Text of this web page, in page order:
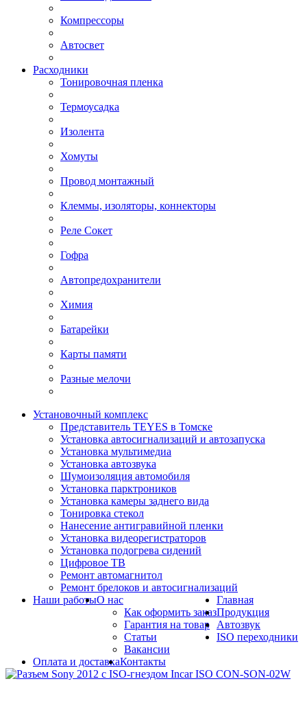
Компрессоры
Автосвет
Расходники
Тонировочная пленка
Термоусадка
Изолента
Хомуты
Провод монтажный
Клеммы, изоляторы, коннекторы
Реле Сокет
Гофра
Автопредохранители
Химия
Батарейки
Карты памяти
Разные мелочи
Установочный комплекс
Представитель TEYES в Томске
Установка автосигнализаций и автозапуска
Установка мультимедиа
Установка автозвука
Шумоизоляция автомобиля
Установка парктроников
Установка камеры заднего вида
Тонировка стекол
Нанесение антигравийной пленки
Установка видеорегистраторов
Установка подогрева сидений
Цифровое ТВ
Ремонт автомагнитол
Ремонт брелоков и автосигнализаций
Наши работыО нас
Как оформить заказ
Гарантия на товар
Статьи
Вакансии
Оплата и доставкаКонтакты
Главная
Продукция
Автозвук
ISO переходники